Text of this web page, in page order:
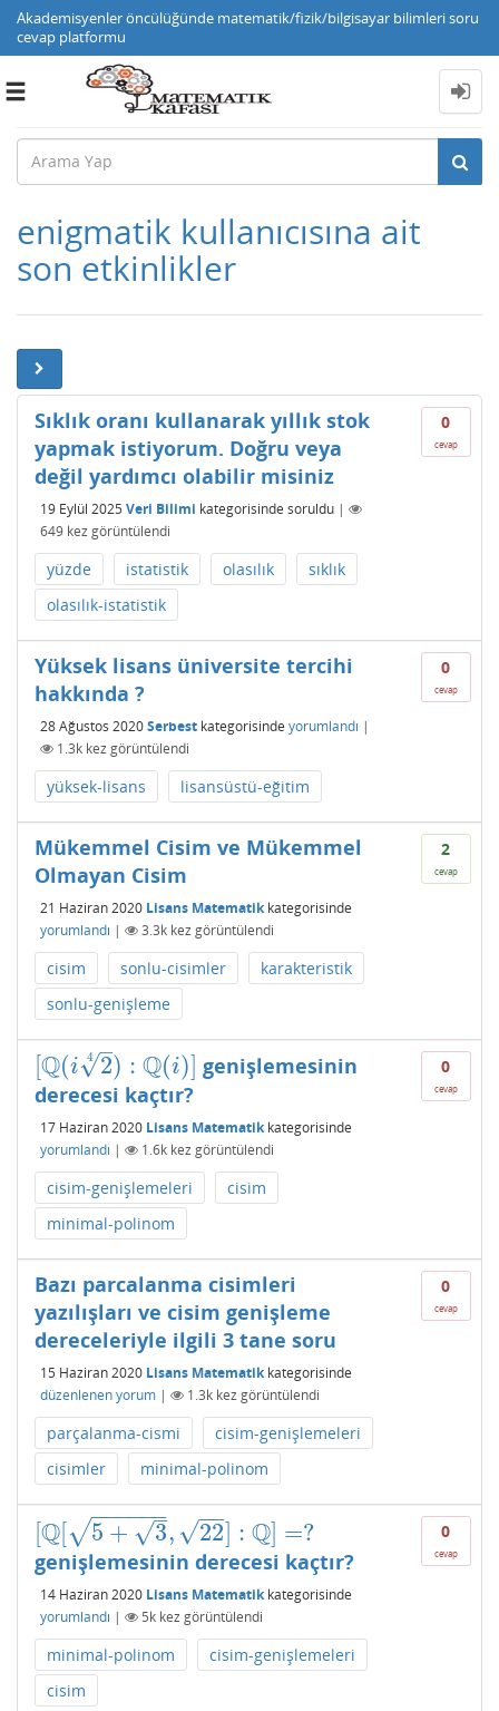
Akademisyenler öncülüğünde matematik/fizik/bilgisayar bilimleri soru
cevap platformu
Toggle
enigmatik kullanıcısına ait
son etkinlikler
0
cevap
Sıklık oranı kullanarak yıllık stok
yapmak istiyorum. Doğru veya
değil yardımcı olabilir misiniz
19 Eylül 2025 Veri Bilimi kategorisinde soruldu |
649 kez görüntülendi
yüzde istatistik olasılık
sıklık
olasılık-istatistik
0
cevap
Yüksek lisans üniversite tercihi
hakkında ?
28 Ağustos 2020Serbest kategorisinde yorumlandı |
1.3k kez görüntülendi
yüksek-lisans lisansüstü-eğitim
2
cevap
Mükemmel Cisim ve Mükemmel
Olmayan Cisim
21 Haziran 2020 Lisans Matematikkategorisinde
yorumlandı | 3.3k kez görüntülendi
cisim sonlu-cisimler
karakteristik
sonlu-genişleme
0
cevap
Q(i 2
–
√
4 ) : Q(i)
Q(i24):Q( )]
genişlemesinin
derecesi kaçtır?
17 Haziran 2020 Lisans Matematikkategorisinde
yorumlandı | 1.6k kez görüntülendi
cisim-genişlemeleri
cisim
minimal-polinom
0
cevap
Bazı parcalanma cisimleri
yazılışları ve cisim genişleme
dereceleriyle ilgili 3 tane soru
15 Haziran 2020 Lisans Matematikkategorisinde
düzenlenen yorum | 1.3k kez görüntülendi
parçalanma-cismi
cisim-genişlemeleri
cisimler
minimal-polinom
0
cevap
Q 5 + 3
–
√
− −
−−−−
√ , 22
−−
√ : Q =?
Q[ 5+3,22] :Q]=?
genişlemesinin derecesi kaçtır?
14 Haziran 2020 Lisans Matematikkategorisinde
yorumlandı | 5k kez görüntülendi
minimal-polinom
cisim-genişlemeleri
cisim